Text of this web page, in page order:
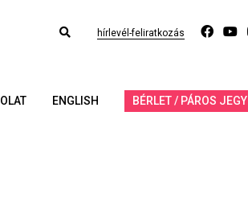
hírlevél-feliratkozás
ENGLISH BÉRLET / PÁROS JEGY